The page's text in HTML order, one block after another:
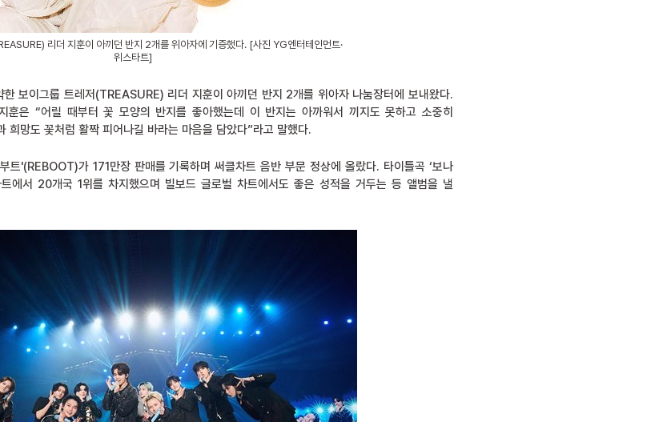
리더 지훈이 아끼던 반지 2개를 위아자에 기증했다. [사진 YG엔터테인먼트·
위스타트]
보이그룹 트레저(TREASURE) 리더 지훈이 아끼던 반지 2개를 위아자 나눔장터에 보내왔다.
훈은 “어릴 때부터 꽃 모양의 반지를 좋아했는데 이 반지는 아까워서 끼지도 못하고 소중히
희망도 꽃처럼 활짝 피어나길 바라는 마음을 담았다”라고 말했다.
트'(REBOOT)가 171만장 판매를 기록하며 써클차트 음반 부문 정상에 올랐다. 타이틀곡 ‘보나
에서 20개국 1위를 차지했으며 빌보드 글로벌 차트에서도 좋은 성적을 거두는 등 앨범을 낼